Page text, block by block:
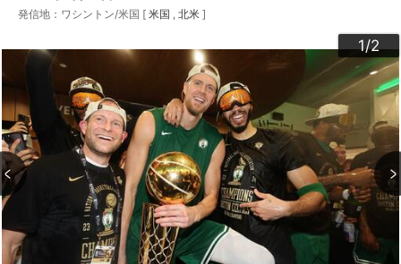
発信地：ワシントン/米国 [ 米国 北米 ]
1/2
2/2